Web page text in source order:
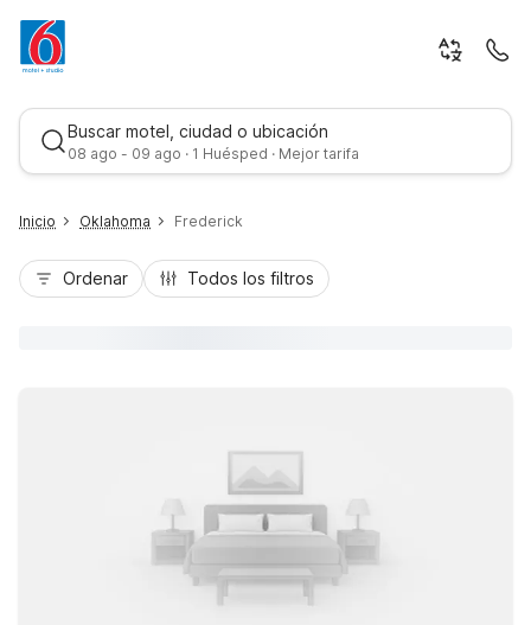
Buscar motel, ciudad o ubicación
08 ago - 09 ago · 1 Huésped · Mejor tarifa
Inicio Oklahoma Frederick
Ordenar Todos los filtros